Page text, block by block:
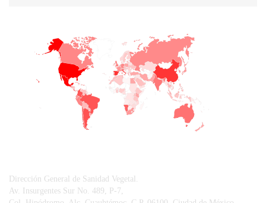
Dirección General de Sanidad Vegetal.
Av. Insurgentes Sur No. 489, P-7,